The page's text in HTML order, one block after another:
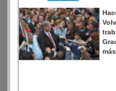
donaciones.